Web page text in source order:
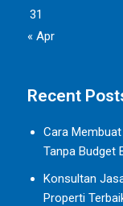
31
« Apr
Recent
Cara
Tanpa Budget
Konsultan
Properti